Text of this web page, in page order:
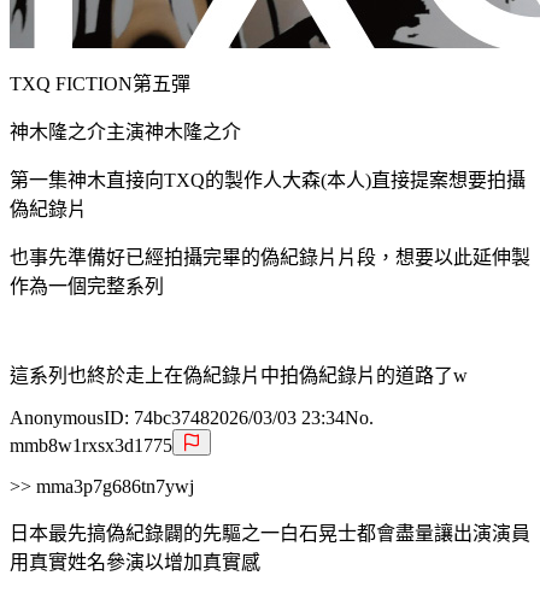
TXQ FICTION第五彈
神木隆之介主演神木隆之介
第一集神木直接向TXQ的製作人大森(本人)直接提案想要拍攝
偽紀錄片
也事先準備好已經拍攝完畢的偽紀錄片片段，想要以此延伸製
作為一個完整系列
這系列也終於走上在偽紀錄片中拍偽紀錄片的道路了w
AnonymousID: 74bc37482026/03/03 23:34No.
mmb8w1rxsx3d1775
>> mma3p7g686tn7ywj
日本最先搞偽紀錄闢的先驅之一白石晃士都會盡量讓出演演員
用真實姓名參演以增加真實感